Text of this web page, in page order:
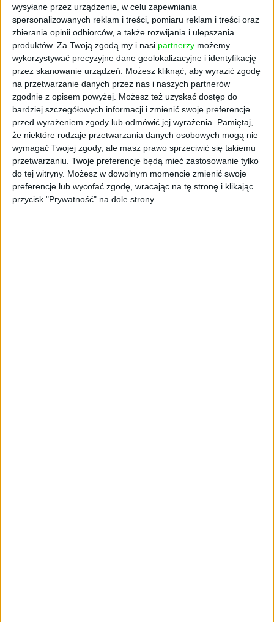
wysyłane przez urządzenie, w celu zapewniania
spersonalizowanych reklam i treści, pomiaru reklam i treści oraz
zbierania opinii odbiorców, a także rozwijania i ulepszania
produktów. Za Twoją zgodą my i nasi partnerzy możemy
wykorzystywać precyzyjne dane geolokalizacyjne i identyfikację
przez skanowanie urządzeń. Możesz kliknąć, aby wyrazić zgodę
na przetwarzanie danych przez nas i naszych partnerów
zgodnie z opisem powyżej. Możesz też uzyskać dostęp do
bardziej szczegółowych informacji i zmienić swoje preferencje
przed wyrażeniem zgody lub odmówić jej wyrażenia. Pamiętaj,
że niektóre rodzaje przetwarzania danych osobowych mogą nie
wymagać Twojej zgody, ale masz prawo sprzeciwić się takiemu
przetwarzaniu. Twoje preferencje będą mieć zastosowanie tylko
do tej witryny. Możesz w dowolnym momencie zmienić swoje
preferencje lub wycofać zgodę, wracając na tę stronę i klikając
przycisk "Prywatność" na dole strony.